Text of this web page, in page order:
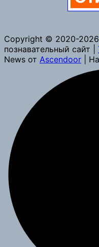
Copyright © 2020-2026
познавательный сайт |
News от Ascendoor |